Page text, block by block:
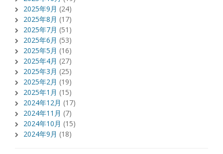
2025年9月 (24)
2025年8月 (17)
2025年7月 (51)
2025年6月 (53)
2025年5月 (16)
2025年4月 (27)
2025年3月 (25)
2025年2月 (19)
2025年1月 (15)
2024年12月 (17)
2024年11月 (7)
2024年10月 (15)
2024年9月 (18)